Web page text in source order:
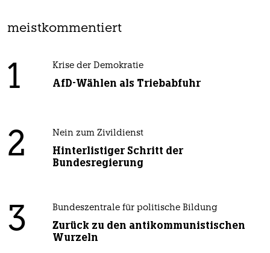
meistkommentiert
1 Krise der Demokratie
AfD-Wählen als Triebabfuhr
2 Nein zum Zivildienst
Hinterlistiger Schritt der
Bundesregierung
3 Bundeszentrale für politische Bildung
Zurück zu den antikommunistischen
Wurzeln